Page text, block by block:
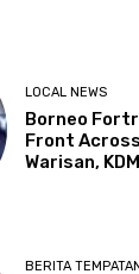
LOCAL NEWS
Borneo
Front
Warisan,
BERITA TEMPATAN